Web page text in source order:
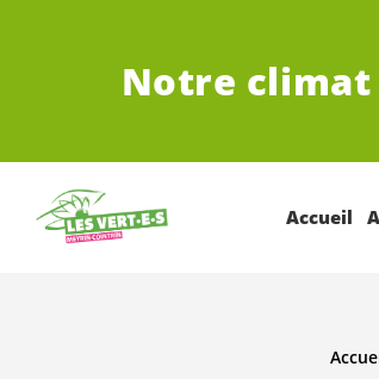
Notre climat
Accueil